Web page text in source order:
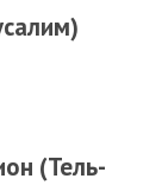
(Тель-